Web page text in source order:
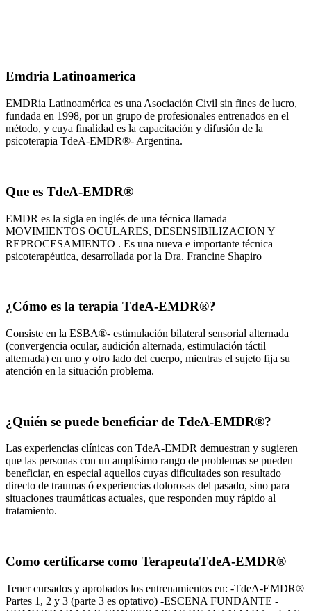
Emdria Latinoamerica
EMDRia Latinoamérica es una Asociación Civil sin fines de lucro,
fundada en 1998, por un grupo de profesionales entrenados en el
método, y cuya finalidad es la capacitación y difusión de la
psicoterapia TdeA-EMDR®- Argentina.
Que es TdeA-EMDR®
EMDR es la sigla en inglés de una técnica llamada
MOVIMIENTOS OCULARES, DESENSIBILIZACION Y
REPROCESAMIENTO . Es una nueva e importante técnica
psicoterapéutica, desarrollada por la Dra. Francine Shapiro
¿Cómo es la terapia TdeA-EMDR®?
Consiste en la ESBA®- estimulación bilateral sensorial alternada
(convergencia ocular, audición alternada, estimulación táctil
alternada) en uno y otro lado del cuerpo, mientras el sujeto fija su
atención en la situación problema.
¿Quién se puede beneficiar de TdeA-EMDR®?
Las experiencias clínicas con TdeA-EMDR demuestran y sugieren
que las personas con un amplísimo rango de problemas se pueden
beneficiar, en especial aquellos cuyas dificultades son resultado
directo de traumas ó experiencias dolorosas del pasado, sino para
situaciones traumáticas actuales, que responden muy rápido al
tratamiento.
Como certificarse como TerapeutaTdeA-EMDR®
Tener cursados y aprobados los entrenamientos en: -TdeA-EMDR®
Partes 1, 2 y 3 (parte 3 es optativo) -ESCENA FUNDANTE -